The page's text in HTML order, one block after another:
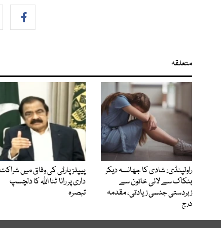
متعلقہ
راولپنڈی: شادی کا جھانسہ دیکر
بنکاک سے لائی خاتون سے
زبردستی جنسی زیادتی، مقدمہ
درج
پیپلز پارٹی کی وفاق میں شراکت
داری پر رانا ثنا اللہ کا دلچسپ
تبصرہ